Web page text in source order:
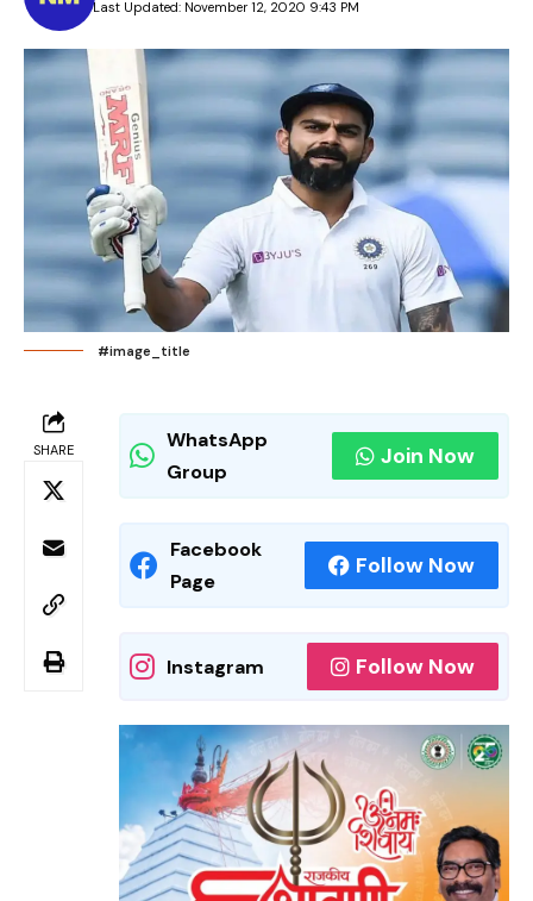
Last Updated: November 12, 2020 9:43 PM
#image_title
SHARE
WhatsApp
Group
Join Now
Facebook
Page
Follow Now
Instagram Follow Now